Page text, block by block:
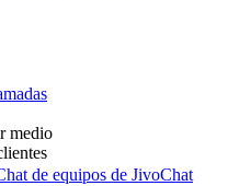
medio
de equipos de JivoChat